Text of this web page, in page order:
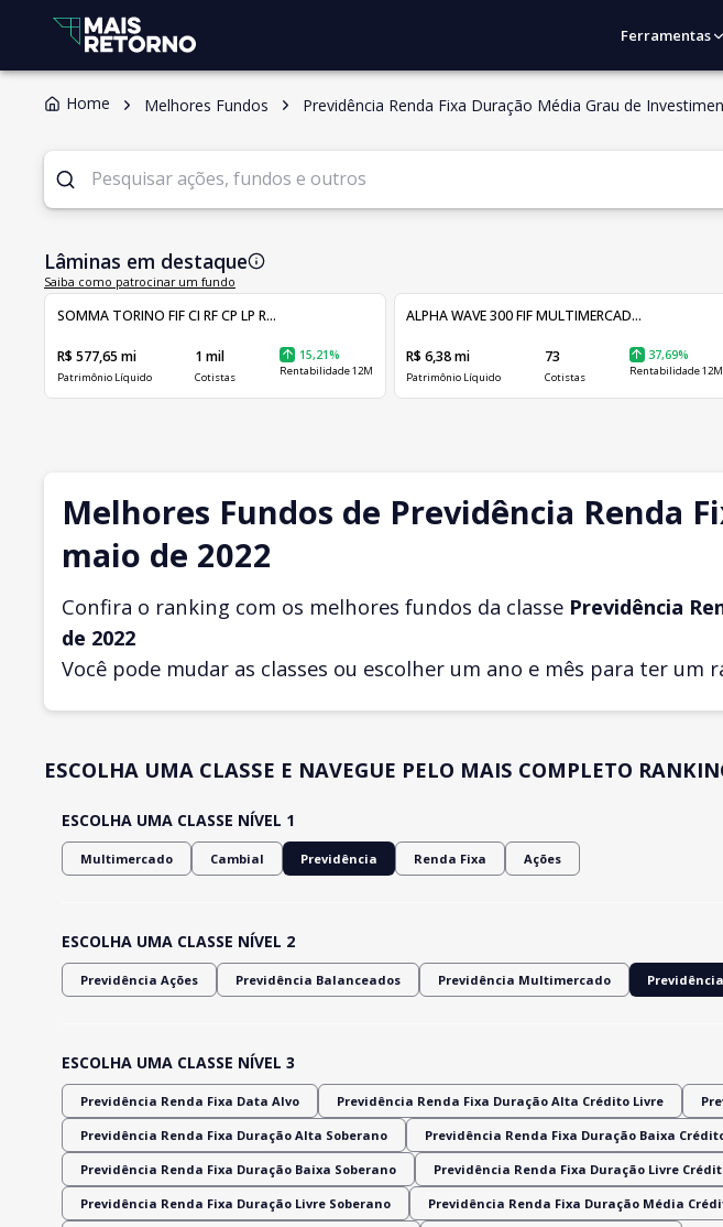
Ferramentas
Home Melhores Fundos Previdência Renda Fixa Duração Média Grau de
Lâminas em destaque
Saiba como patrocinar um fundo
SOMMA TORINO FIF CI RF CP LP R...
R$ 577,65 mi
Patrimônio Líquido
1 mil
Cotistas
15,21%
Rentabilidade 12M
ALPHA WAVE 300 FIF MULTIMERCAD...
R$ 6,38 mi
Patrimônio Líquido
73
Cotistas
37,69%
Rentabilidade 12M
Melhores Fundos de Previdência Renda
maio de 2022
Confira o ranking com os melhores fundos da classe Previdência
de 2022
Você pode mudar as classes ou escolher um ano e mês para ter um
ESCOLHA UMA CLASSE E NAVEGUE PELO MAIS COMPLETO
ESCOLHA UMA CLASSE NÍVEL 1
Multimercado Cambial Previdência Renda Fixa Ações
ESCOLHA UMA CLASSE NÍVEL 2
Previdência Ações Previdência Balanceados Previdência Multimercado
ESCOLHA UMA CLASSE NÍVEL 3
Previdência Renda Fixa Data Alvo Previdência Renda Fixa Duração Alta Crédito Livre
Previdência Renda Fixa Duração Alta Soberano Previdência Renda Fixa Duração Baixa
Previdência Renda Fixa Duração Baixa Soberano Previdência Renda Fixa Duração Livre
Previdência Renda Fixa Duração Livre Soberano Previdência Renda Fixa Duração Média